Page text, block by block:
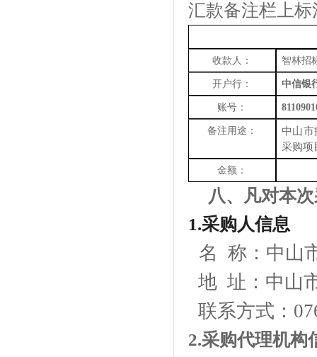
汇款备注栏上
收款人： 智林招
开户行： 中信银
账号：
备注用途：
中山市
采购项
金额：
八、
凡对本
1.采购人信息
名 称： 中山
地 址：中山
联系方式：
2.采购代理机构